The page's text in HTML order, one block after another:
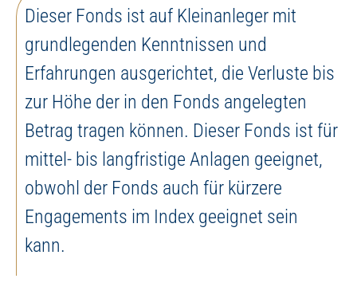
Dieser Fonds ist auf Kleinanleger mit
grundlegenden Kenntnissen und
Erfahrungen ausgerichtet, die Verluste bis
zur Höhe der in den Fonds angelegten
Betrag tragen können. Dieser Fonds ist für
mittel- bis langfristige Anlagen geeignet,
obwohl der Fonds auch für kürzere
Engagements im Index geeignet sein
kann.